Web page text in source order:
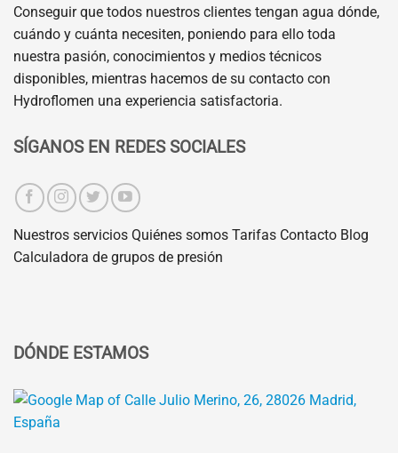
Conseguir que todos nuestros clientes tengan agua dónde,
cuándo y cuánta necesiten, poniendo para ello toda
nuestra pasión, conocimientos y medios técnicos
disponibles, mientras hacemos de su contacto con
Hydroflomen una experiencia satisfactoria.
SÍGANOS EN REDES SOCIALES
Nuestros servicios Quiénes somos Tarifas Contacto Blog
Calculadora de grupos de presión
DÓNDE ESTAMOS